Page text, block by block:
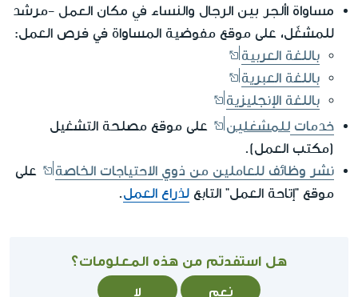
مساواة األجر بين الرجال والنساء في مكان العمل
-مرشد
للمشغّل، على موقع مفوضية المساواة في فرص العمل:
باللغة العربية
باللغة العبرية
باللغة الإنجليزية
خدمات للمشغلين
على موقع مصلحة التشغيل
(مكتب العمل).
نشر وظائف للعاملين من ذوي الاحتياجات الخاصة
على
موقع "إتاحة العمل" التابع لذراع العمل.
هل استفدتم من هذه المعلومات؟
نعم لا